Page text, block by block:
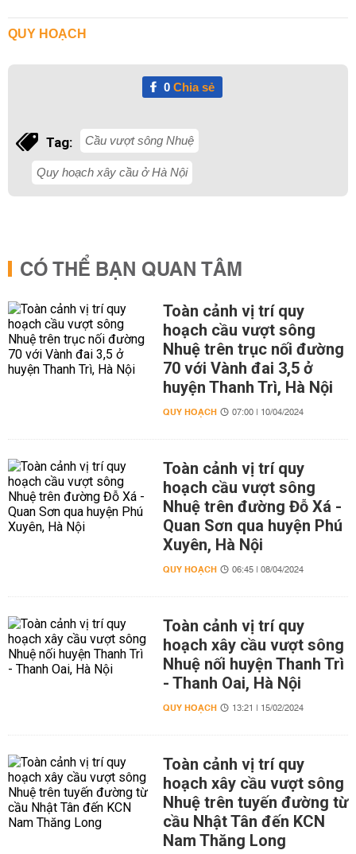
QUY HOẠCH
0Chia sẻ
Tag: Cầu vượt sông Nhuệ
Quy hoạch xây cầu ở Hà Nội
CÓ THỂ BẠN QUAN TÂM
Toàn cảnh vị trí quy
hoạch cầu vượt sông
Nhuệ trên trục nối đường
70 với Vành đai 3,5 ở
huyện Thanh Trì, Hà Nội
QUY HOẠCH 07:00 | 10/04/2024
Toàn cảnh vị trí quy
hoạch cầu vượt sông
Nhuệ trên đường Đỗ Xá -
Quan Sơn qua huyện Phú
Xuyên, Hà Nội
QUY HOẠCH 06:45 | 08/04/2024
Toàn cảnh vị trí quy
hoạch xây cầu vượt sông
Nhuệ nối huyện Thanh Trì
- Thanh Oai, Hà Nội
QUY HOẠCH 13:21 | 15/02/2024
Toàn cảnh vị trí quy
hoạch xây cầu vượt sông
Nhuệ trên tuyến đường từ
cầu Nhật Tân đến KCN
Nam Thăng Long